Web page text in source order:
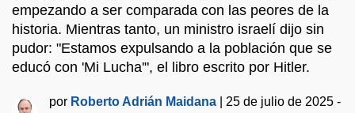
empezando a ser comparada con las peores de la
historia. Mientras tanto, un ministro israelí dijo sin
pudor: "Estamos expulsando a la población que se
educó con 'Mi Lucha'", el libro escrito por Hitler.
por Roberto Adrián Maidana
25 de julio de 2025 -